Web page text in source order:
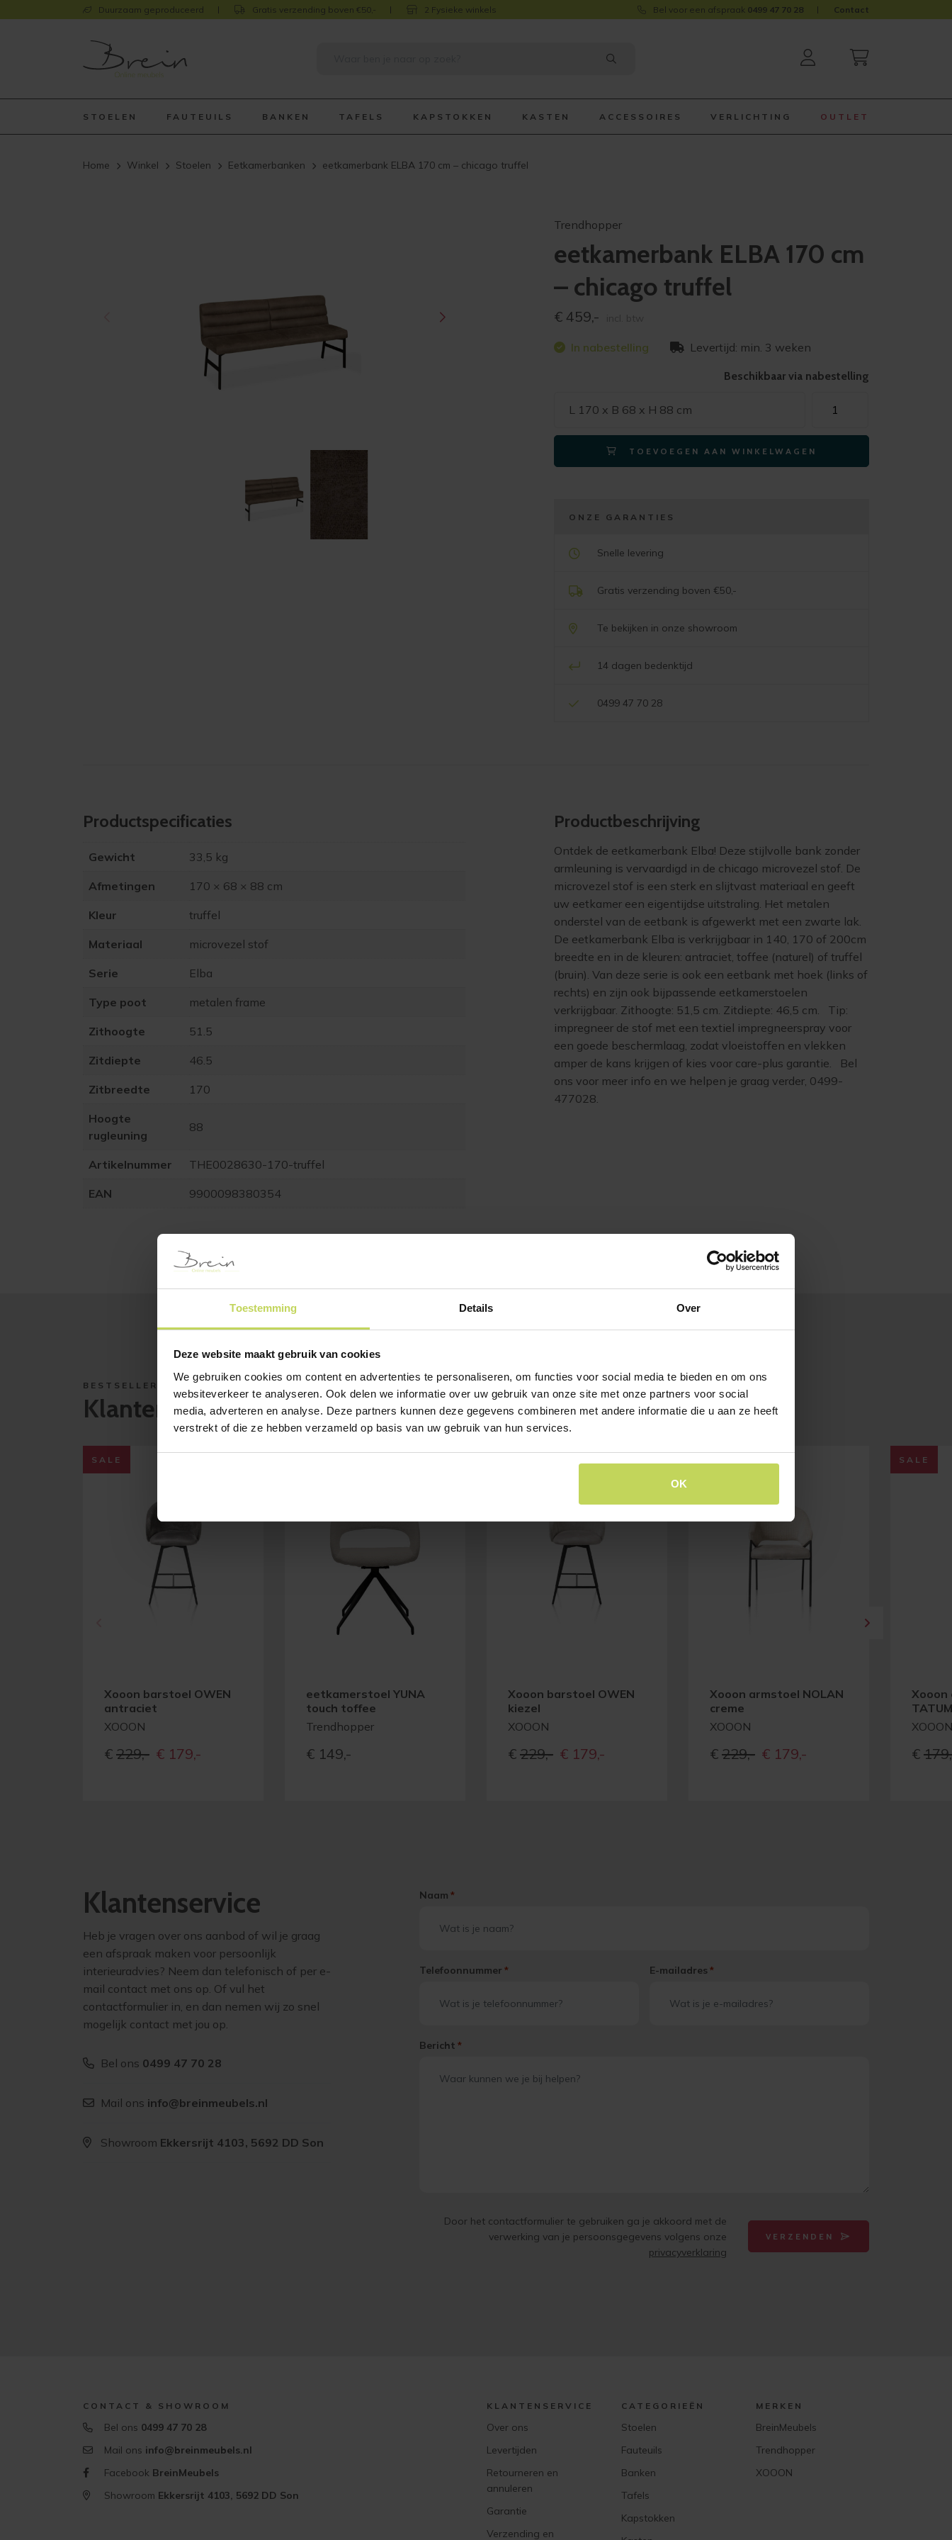
Toestemming Details Over
Deze website maakt gebruik van cookies
We gebruiken cookies om content en advertenties te personaliseren, om functies voor social media te bieden en om ons
websiteverkeer te analyseren. Ook delen we informatie over uw gebruik van onze site met onze partners voor social
media, adverteren en analyse. Deze partners kunnen deze gegevens combineren met andere informatie die u aan ze heeft
verstrekt of die ze hebben verzameld op basis van uw gebruik van hun services.
OK
Duurzaam geproduceerd Gratis verzending boven €50,- 2 Fysieke winkels Bel voor een afspraak 0499 47 70 28 Contact
STOELEN FAUTEUILS BANKEN TAFELS KAPSTOKKEN KASTEN ACCESSOIRES VERLICHTING OUTLET
Home Winkel Stoelen Eetkamerbanken eetkamerbank ELBA 170 cm – chicago truffel
Trendhopper
eetkamerbank ELBA 170 cm
– chicago truffel
€ 459,-
In nabestelling Levertijd: min. 3 weken
Beschikbaar via nabestelling
L 170 x B 68 x H 88 cm
ELBA
170
cm
-
TOEVOEGEN AAN WINKELWAGEN
ONZE GARANTIES
Snelle levering
Gratis verzending boven €50,-
Te bekijken in onze showroom
14 dagen bedenktijd
0499 47 70 28
Product­specificaties
Gewicht 33,5 kg
Afmetingen 170 × 68 × 88 cm
Kleur truffel
Materiaal microvezel stof
Serie Elba
Type poot metalen frame
Zithoogte 51.5
Zitdiepte 46.5
Zitbreedte 170
Hoogte
rugleuning
88
Artikelnummer THE0028630-170-truffel
EAN 9900098380354
Product­beschrijving
Ontdek de eetkamerbank Elba! Deze stijlvolle bank zonder
armleuning is vervaardigd in de chicago microvezel stof. De
microvezel stof is een sterk en slijtvast materiaal en geeft
uw eetkamer een eigentijdse uitstraling. Het metalen
onderstel van de eetbank is afgewerkt met een zwarte lak.
De eetkamerbank Elba is verkrijgbaar in 140, 170 of 200cm
breedte en in de kleuren: antraciet, toffee (naturel) of truffel
(bruin). Van deze serie is ook een eetbank met hoek (links of
rechts) en zijn ook bijpassende eetkamerstoelen
verkrijgbaar. Zithoogte: 51,5 cm. Zitdiepte: 46,5 cm. Tip:
impregneer de stof met een textiel impregneerspray voor
een goede beschermlaag, zodat vloeistoffen en vlekken
amper de kans krijgen of kies voor care-plus garantie. Bel
ons voor meer info en we helpen je graag verder, 0499-
477028.
BESTSELLERS
Klanten bekeken ook
SALE
Xooon barstoel OWEN
antraciet
XOOON
€ 229,- Oorspronkelijke
€ 179,-
eetkamerstoel YUNA
touch toffee
Trendhopper
€ 149,-
Xooon barstoel OWEN
kiezel
XOOON
€ 229,- Oorspronkelijke
€ 179,-
Xooon armstoel NOLAN
creme
XOOON
€ 229,- Oorspronkelijke
€ 179,-
SALE
XOOON
€
Klantenservice
Heb je vragen over ons aanbod of wil je graag
een afspraak maken voor persoonlijk
interieuradvies? Neem dan telefonisch of per e-
mail contact met ons op. Of vul het
contactformulier in, en dan nemen wij zo snel
mogelijk contact met jou op.
Bel ons 0499 47 70 28
Mail ons info@breinmeubels.nl
Showroom Ekkersrijt 4103, 5692 DD Son
Naam *
Telefoonnummer * E-mailadres *
Bericht *
Door het contactformulier te gebruiken ga je akkoord met de
verwerking van je persoonsgegevens volgens onze
privacyverklaring
VERZENDEN
CONTACT & SHOWROOM
Bel ons 0499 47 70 28
Mail ons info@breinmeubels.nl
Facebook BreinMeubels
Showroom Ekkersrijt 4103, 5692 DD Son
KLANTENSERVICE
Over ons
Levertijden
Retourneren en
annuleren
Garantie
Verzending en
CATEGORIEËN
Stoelen
Fauteuils
Banken
Tafels
Kapstokken
MERKEN
BreinMeubels
Trendhopper
XOOON